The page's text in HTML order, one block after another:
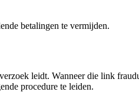
betalingen te vermijden.
leidt. Wanneer die link
procedure te leiden.